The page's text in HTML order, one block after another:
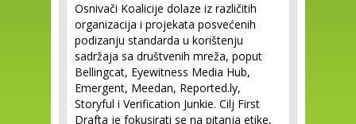
Osnivači Koalicije dolaze iz različitih
organizacija i projekata posvećenih
podizanju standarda u korištenju
sadržaja sa društvenih mreža, poput
Bellingcat, Eyewitness Media Hub,
Emergent, Meedan, Reported.ly,
Storyful i Verification Junkie. Cilj First
Drafta je fokusirati se na pitanja etike,